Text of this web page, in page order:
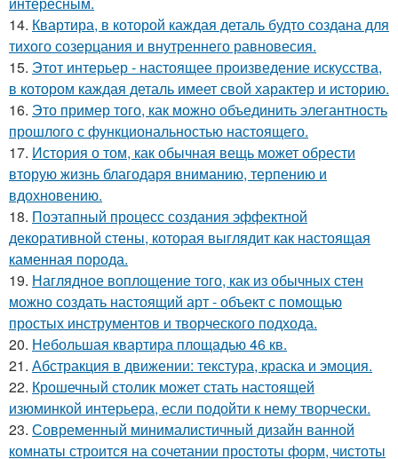
14. Квартира, в которой каждая деталь будто создана для
тихого созерцания и внутреннего равновесия.
15. Этот интерьер - настоящее произведение искусства,
в котором каждая деталь имеет свой характер и историю.
16. Это пример того, как можно объединить элегантность
прошлого с функциональностью настоящего.
17. История о том, как обычная вещь может обрести
вторую жизнь благодаря вниманию, терпению и
вдохновению.
18. Поэтапный процесс создания эффектной
декоративной стены, которая выглядит как настоящая
каменная порода.
19. Наглядное воплощение того, как из обычных стен
можно создать настоящий арт - объект с помощью
простых инструментов и творческого подхода.
20. Небольшая квартира площадью 46 кв.
21. Абстракция в движении: текстура, краска и эмоция.
22. Крошечный столик может стать настоящей
изюминкой интерьера, если подойти к нему творчески.
23. Современный минималистичный дизайн ванной
комнаты строится на сочетании простоты форм, чистоты